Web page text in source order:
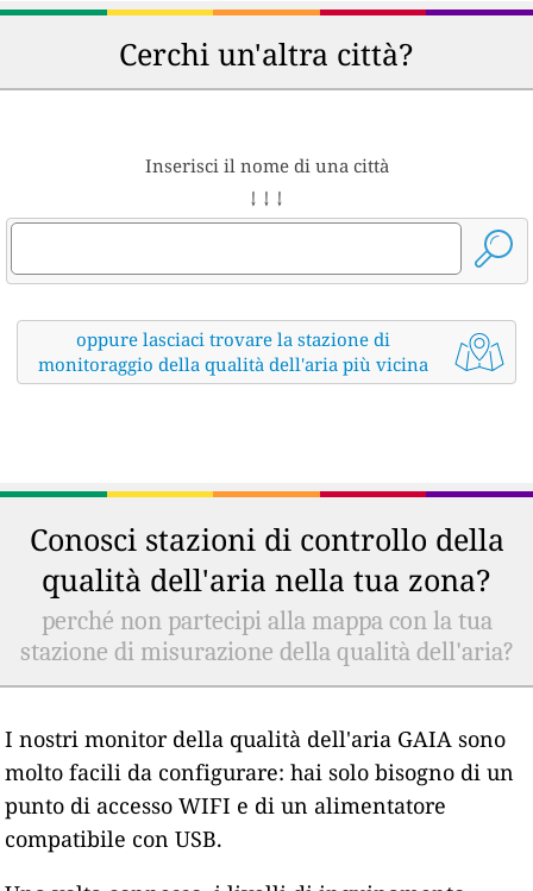
Cerchi un'altra città?
Inserisci il nome di una città
↓ ↓ ↓
oppure lasciaci trovare la stazione di
monitoraggio della qualità dell'aria più vicina
Conosci stazioni di controllo della
qualità dell'aria nella tua zona?
perché non partecipi alla mappa con la tua
stazione di misurazione della qualità dell'aria?
I nostri monitor della qualità dell'aria GAIA sono
molto facili da configurare: hai solo bisogno di un
punto di accesso WIFI e di un alimentatore
compatibile con USB.